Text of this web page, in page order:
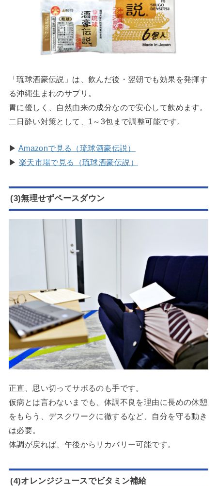
「琉球酒豪伝説」は、飲んだ後・翌朝でも効果を発揮す
る沖縄生まれのサプリ。
胃に優しく、自然由来の成分なので安心して飲めます。
二日酔い対策として、1～3包まで調整可能です。
▶ Amazonで見る（琉球酒豪伝説）
▶ 楽天市場で見る（琉球酒豪伝説）
(3)無理せずペースダウン
正直、思い切ってサボるのも手です。
仮病とは言わないまでも、体調不良を理由に長めの休憩
をもらう、デスクワークに徹するなど、自分を守る動き
は必要。
体調が戻れば、午後からリカバリー可能です。
(4)オレンジジュースでビタミン補給